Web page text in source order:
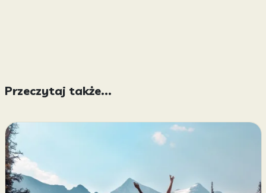
Przeczytaj także...